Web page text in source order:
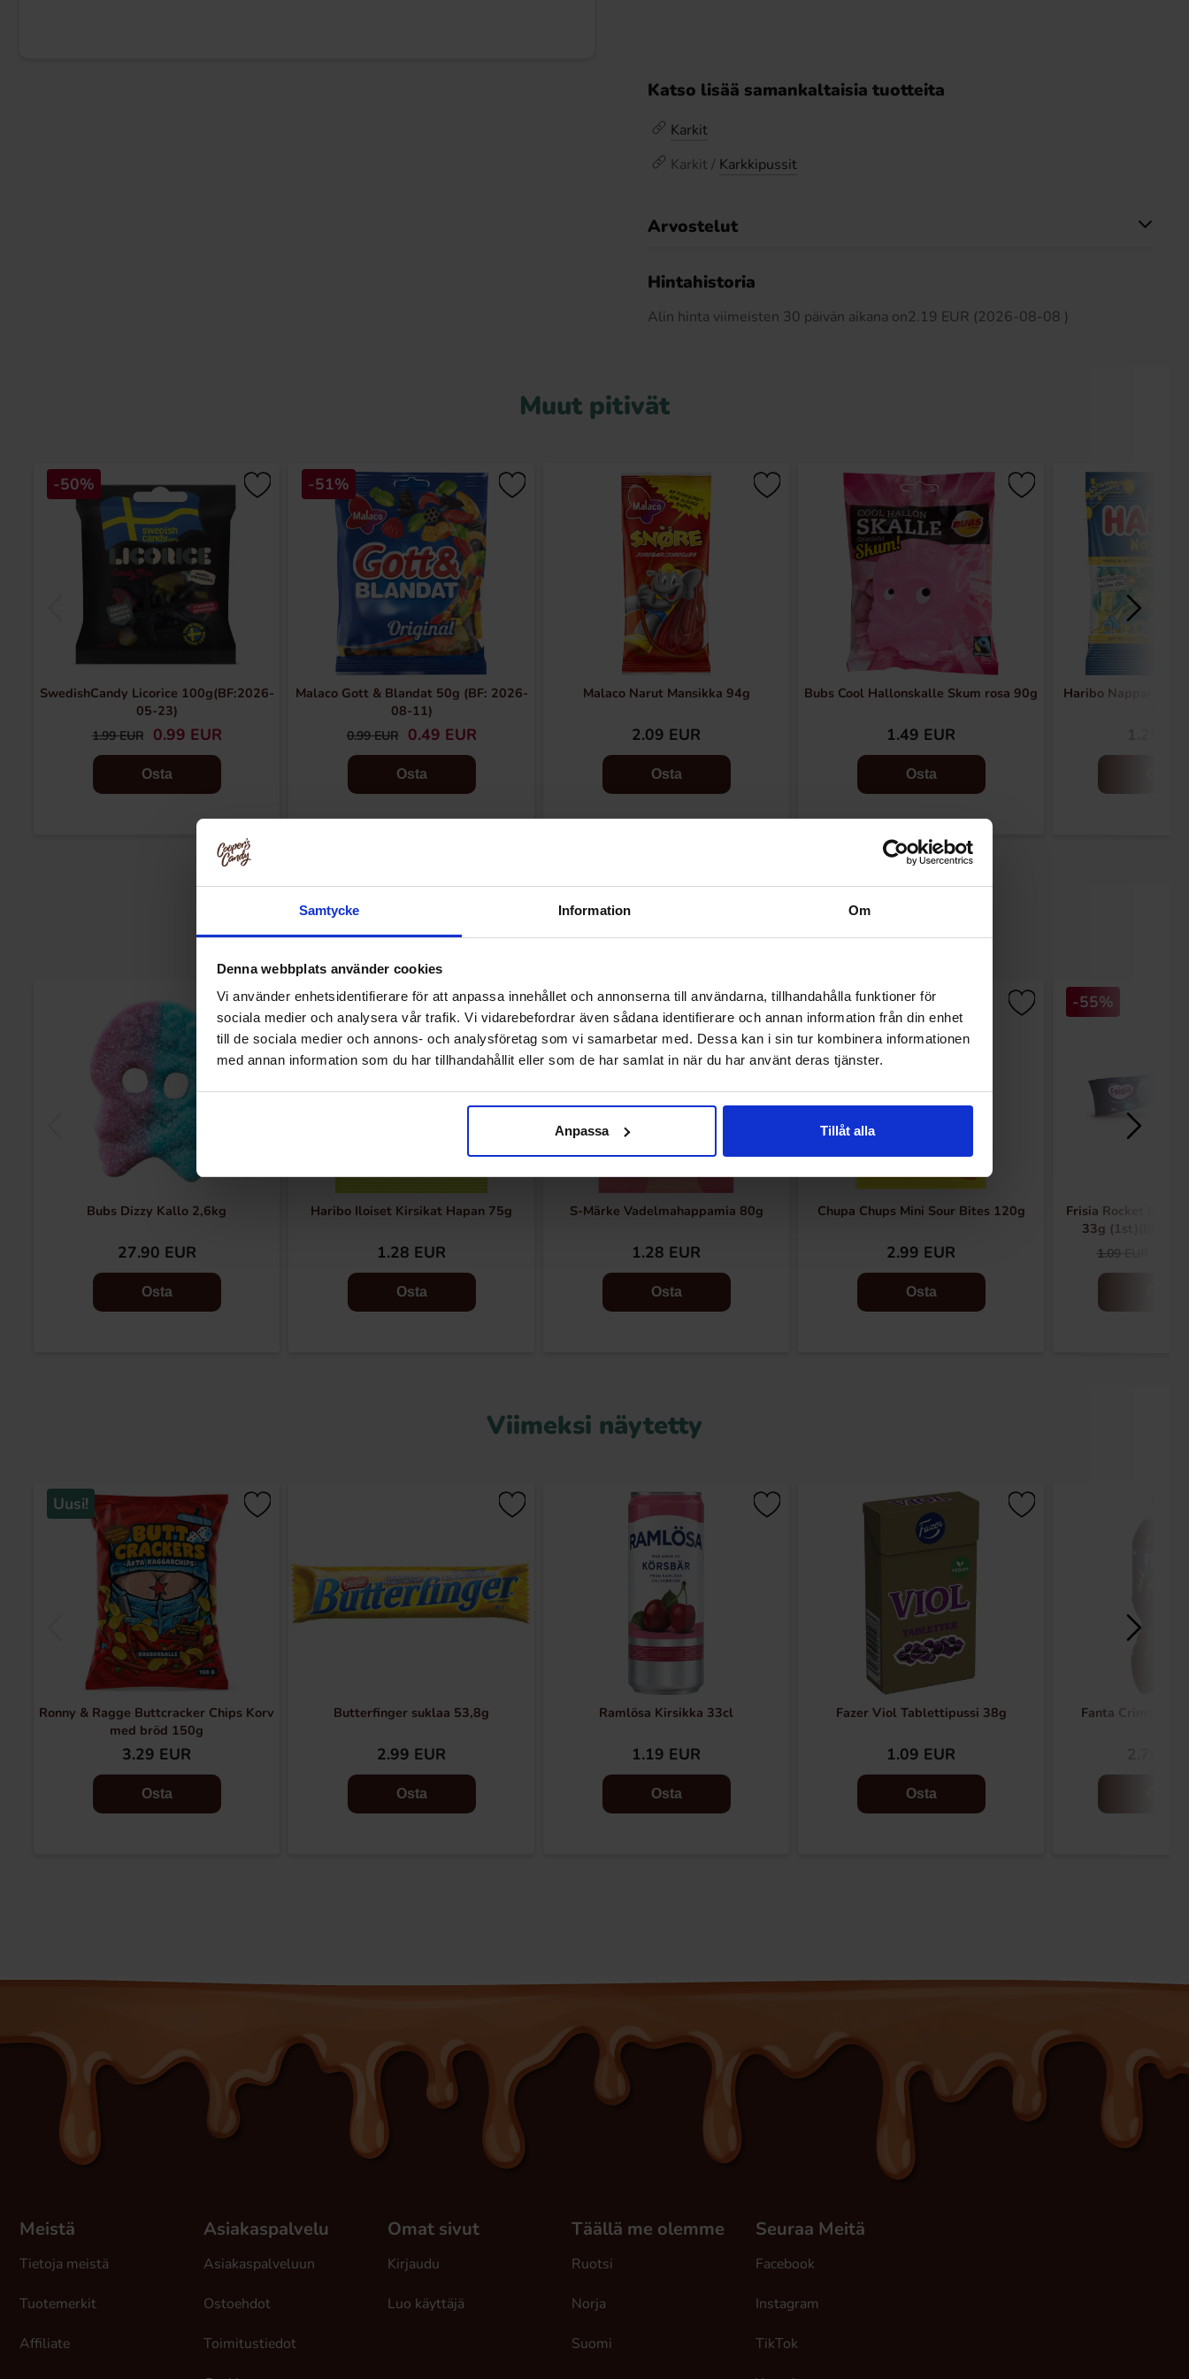
Samtycke Information Om
Denna webbplats använder cookies
Vi använder enhetsidentifierare för att anpassa innehållet och annonserna till användarna, tillhandahålla funktioner för
sociala medier och analysera vår trafik. Vi vidarebefordrar även sådana identifierare och annan information från din enhet
till de sociala medier och annons- och analysföretag som vi samarbetar med. Dessa kan i sin tur kombinera informationen
med annan information som du har tillhandahållit eller som de har samlat in när du har använt deras tjänster.
Anpassa Tillåt alla
Katso lisää samankaltaisia tuotteita
Karkit
Karkit / Karkkipussit
Arvostelut
Hintahistoria
Alin hinta viimeisten 30 päivän aikana on2.19 EUR (2026-08-08 )
Muut pitivät
-50%
SwedishCandy Licorice 100g(BF:2026-
05-23)
1.99 EUR 0.99 EUR
Osta
-51%
Malaco Gott & Blandat 50g (BF: 2026-
08-11)
0.99 EUR 0.49 EUR
Osta
Malaco Narut Mansikka 94g
2.09 EUR
Osta
Bubs Cool Hallonskalle Skum rosa 90g
1.49 EUR
Osta
Haribo Nappar Blå
Muutkin ostivat
Bubs Dizzy Kallo 2,6kg
27.90 EUR
Osta
Haribo Iloiset Kirsikat Hapan 75g
1.28 EUR
Osta
S-Märke Vadelmahappamia 80g
1.28 EUR
Osta
Chupa Chups Mini Sour Bites 120g
2.99 EUR
Osta
-55%
Frisia Rocket Balls
33g
1.09 EUR
Viimeksi näytetty
Uusi!
Ronny & Ragge Buttcracker Chips Korv
med bröd 150g
3.29 EUR
Osta
Butterfinger suklaa 53,8g
2.99 EUR
Osta
Ramlösa Kirsikka 33cl
1.19 EUR
Osta
Fazer Viol Tablettipussi 38g
1.09 EUR
Osta
Fanta Crimson
Meistä
Tietoja meistä
Tuotemerkit
Affiliate
Asiakaspalvelu
Asiakaspalveluun
Ostoehdot
Toimitustiedot
Omat sivut
Kirjaudu
Luo käyttäjä
Täällä me olemme
Ruotsi
Norja
Suomi
Seuraa Meitä
Facebook
Instagram
TikTok